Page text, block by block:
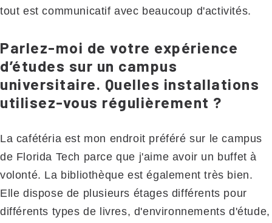
tout est communicatif avec beaucoup d'activités.
Parlez-moi de votre expérience
d’études sur un campus
universitaire. Quelles installations
utilisez-vous régulièrement ?
La cafétéria est mon endroit préféré sur le campus
de Florida Tech parce que j'aime avoir un buffet à
volonté. La bibliothèque est également très bien.
Elle dispose de plusieurs étages différents pour
différents types de livres, d'environnements d'étude,